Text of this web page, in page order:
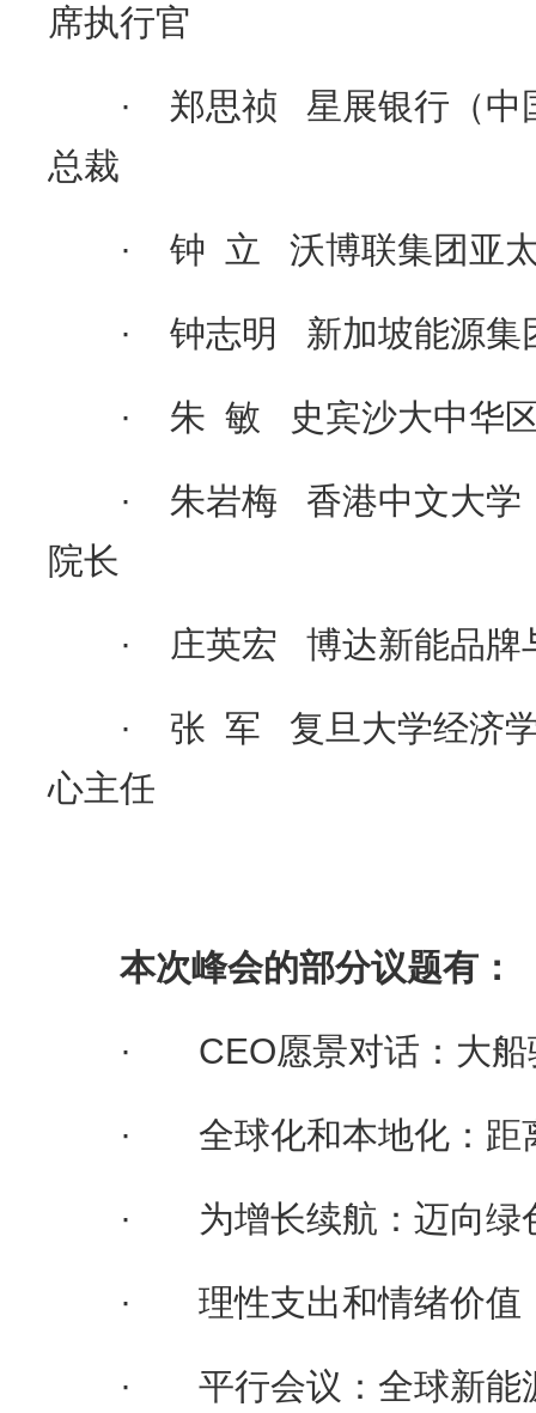
席执行官
· 郑思祯 星展银行（中国
总裁
· 钟 立 沃博联集团亚太
· 钟志明 新加坡能源集
· 朱 敏 史宾沙大中华区
· 朱岩梅 香港中文大学（
院长
· 庄英宏 博达新能品牌与
· 张 军 复旦大学经济学
心主任
本次峰会的部分议题有：
· CEO愿景对话：大船
· 全球化和本地化：距
· 为增长续航：迈向绿色
· 理性支出和情绪价值：
· 平行会议：全球新能源